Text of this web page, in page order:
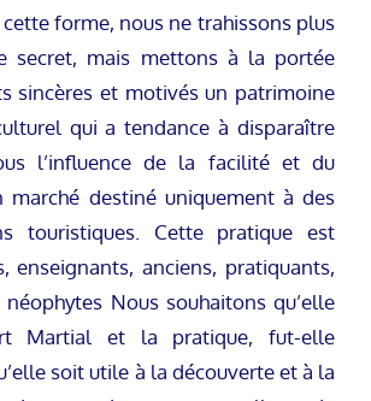
forme, nous ne trahissons plus
secret, mais mettons à la portée
sincères et motivés un patrimoine
qui a tendance à disparaître
l’influence de la facilité et du
destiné uniquement à des
touristiques. Cette pratique est
enseignants, anciens, pratiquants,
Nous souhaitons qu’elle
Martial et la pratique, fut-elle
soit utile à la découverte et à la